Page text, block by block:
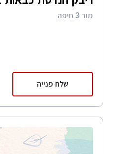
מור 3 חיפה
שלח פנייה